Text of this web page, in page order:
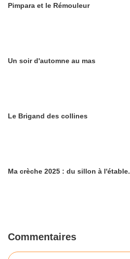
Pimpara et le Rémouleur
Un soir d'automne au mas
Le Brigand des collines
Ma crèche 2025 : du sillon à l'étable.
Commentaires